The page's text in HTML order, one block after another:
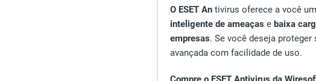
O ESET An tivirus oferece a você
inteligente de ameaças e baixa
empresas. Se você deseja
avançada com facilidade de uso.